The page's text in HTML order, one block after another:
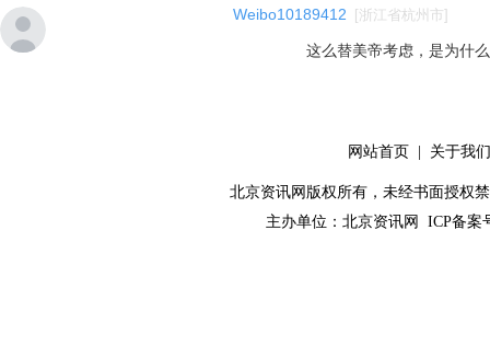
Weibo10189412 [浙江省杭州市]
这么替美帝考虑，是为什
网站首页 关于我们
北京资讯网版权所有，未经书面授权
主办单位： 北京资讯网 ICP备案